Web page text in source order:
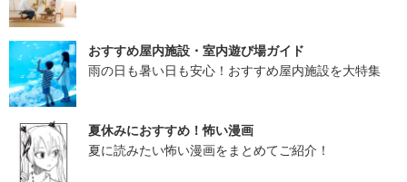
おすすめ屋内施設・室内遊び場ガイド
雨の日も暑い日も安心！おすすめ屋内施設を大特集
夏休みにおすすめ！怖い漫画
夏に読みたい怖い漫画をまとめてご紹介！